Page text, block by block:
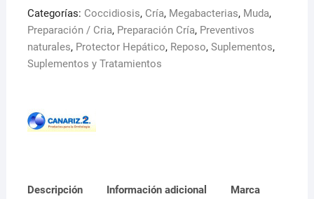
polvo
para
añadir
en
pasta
de
Categorías: Coccidiosis, Cría, Megabacterias, Muda,
Preparación / Cria, Preparación Cría, Preventivos
naturales, Protector Hepático, Reposo, Suplementos,
Suplementos y Tratamientos
Descripción Información adicional Marca